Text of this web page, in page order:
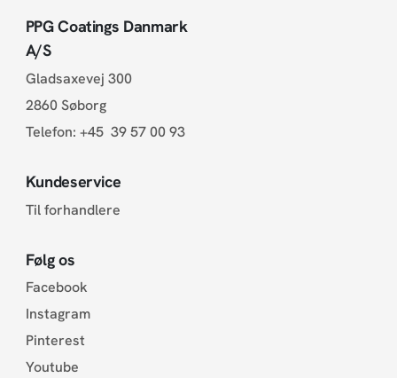
PPG Coatings Danmark
A/S
Gladsaxevej 300
2860 Søborg
Telefon: +45 39 57 00 93
Kundeservice
Til forhandlere
Følg os
Facebook
Instagram
Pinterest
Youtube